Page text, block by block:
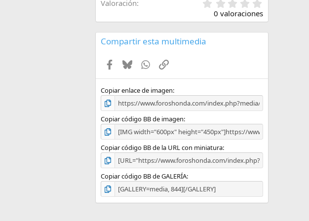
Valoración
,
0
0
l
(
)
0 valoraciones
Compartir esta multimedia
Facebook
BlueskyWhatsApp
Enlace
Copiar enlace de imagen
Copiar código BB de imagen
Copiar código BB de la URL con miniatura
Copiar código BB de GALERÍA